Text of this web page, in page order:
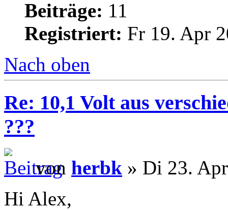
Beiträge: 11
Registriert: Fr 19. Apr
Nach oben
Re: 10,1 Volt aus
???
von herbk » Di 23.
Hi Alex,